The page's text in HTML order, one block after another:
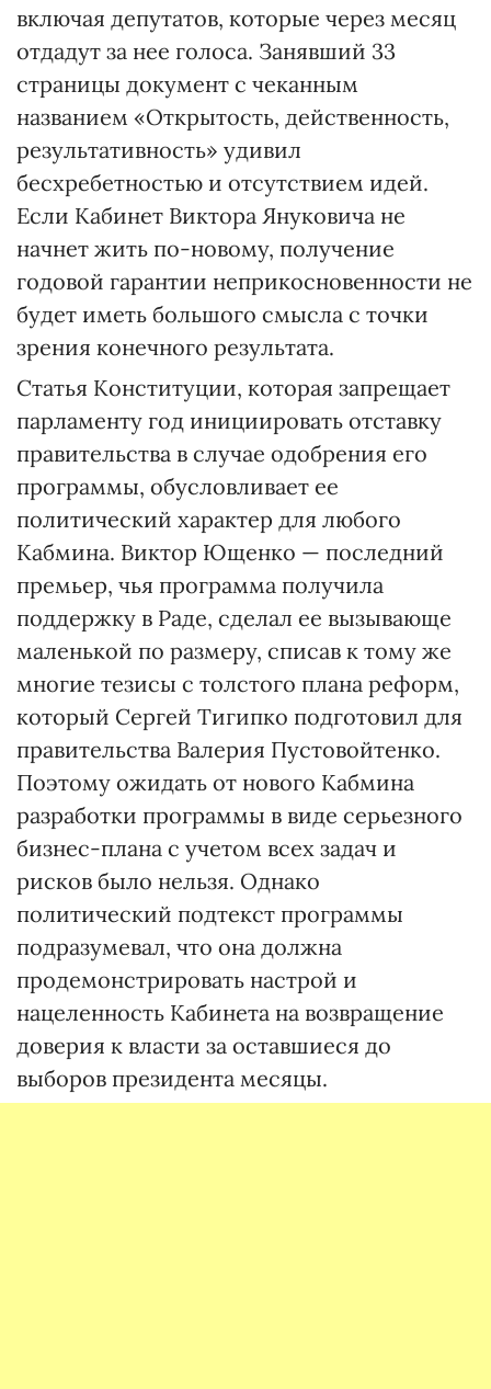
включая депутатов, которые через месяц
отдадут за нее голоса. Занявший 33
страницы документ с чеканным
названием «Открытость, действенность,
результативность» удивил
бесхребетностью и отсутствием идей.
Если Кабинет Виктора Януковича не
начнет жить по-новому, получение
годовой гарантии неприкосновенности не
будет иметь большого смысла с точки
зрения конечного результата.
Статья Конституции, которая запрещает
парламенту год инициировать отставку
правительства в случае одобрения его
программы, обусловливает ее
политический характер для любого
Кабмина. Виктор Ющенко — последний
премьер, чья программа получила
поддержку в Раде, сделал ее вызывающе
маленькой по размеру, списав к тому же
многие тезисы с толстого плана реформ,
который Сергей Тигипко подготовил для
правительства Валерия Пустовойтенко.
Поэтому ожидать от нового Кабмина
разработки программы в виде серьезного
бизнес-плана с учетом всех задач и
рисков было нельзя. Однако
политический подтекст программы
подразумевал, что она должна
продемонстрировать настрой и
нацеленность Кабинета на возвращение
доверия к власти за оставшиеся до
выборов президента месяцы.